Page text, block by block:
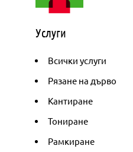
Услуги
Всички услуги
Рязане на дърво
Кантиране
Тониране
Рамкиране